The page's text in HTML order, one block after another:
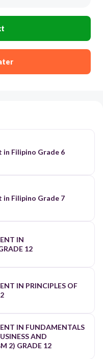
in Filipino Grade 6
in Filipino Grade 7
IN
12
IN PRINCIPLES OF
IN FUNDAMENTALS
AND
2) GRADE 12